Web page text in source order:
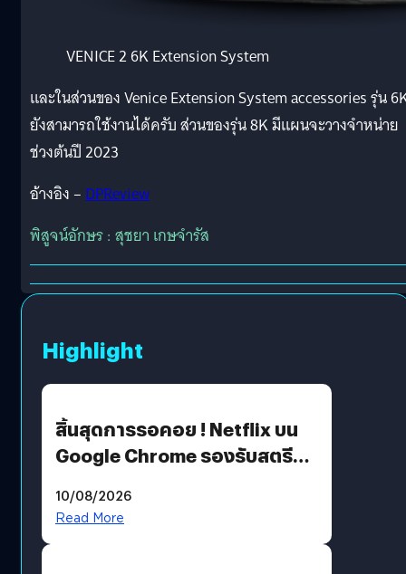
VENICE 2 6K Extension System
และในส่วนของ Venice Extension System accessories รุ่น
ยังสามารถใช้งานได้ครับ ส่วนของรุ่น 8K มีแผนจะวางจำหน่าย
ช่วงต้นปี 2023
อ้างอิง –DPReview
พิสูจน์อักษร : สุชยา เกษจำรัส
Highlight
สิ้นสุดการรอคอย ! Netflix บน
Google Chrome รองรับสตรีม
เงื่อนไขที่กำหนด
10/08/2026
Read More